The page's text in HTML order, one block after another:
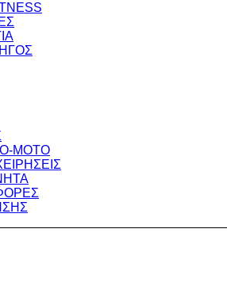
MOTO